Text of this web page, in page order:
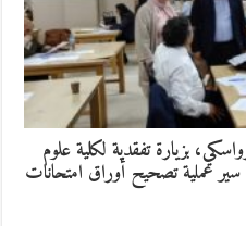
بزيارة تفقدية لكلية علوم
عملية تصحيح أوراق امتحانات